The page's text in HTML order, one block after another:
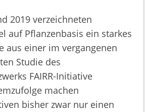
2019 verzeichneten
auf Pflanzenbasis ein starkes
aus einer im vergangenen
Studie des
FAIRR-Initiative
machen
bisher zwar nur einen